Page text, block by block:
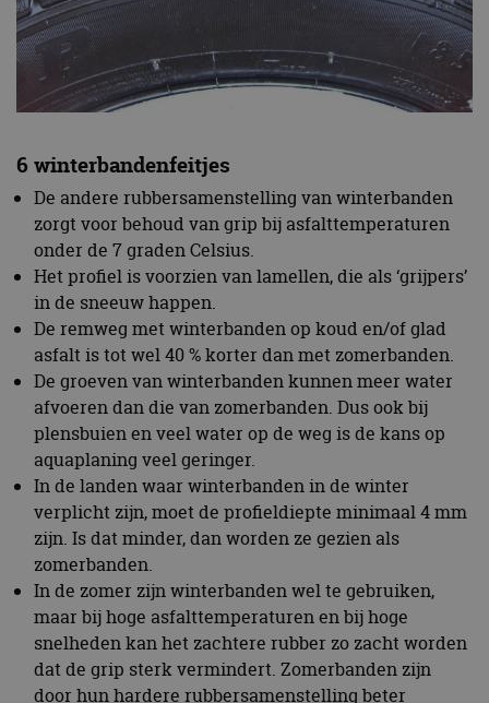
6 winterbandenfeitjes
De andere rubbersamenstelling van winterbanden
zorgt voor behoud van grip bij asfalttemperaturen
onder de 7 graden Celsius.
Het profiel is voorzien van lamellen, die als ‘grijpers’
in de sneeuw happen.
De remweg met winterbanden op koud en/of glad
asfalt is tot wel 40 % korter dan met zomerbanden.
De groeven van winterbanden kunnen meer water
afvoeren dan die van zomerbanden. Dus ook bij
plensbuien en veel water op de weg is de kans op
aquaplaning veel geringer.
In de landen waar winterbanden in de winter
verplicht zijn, moet de profieldiepte minimaal 4 mm
zijn. Is dat minder, dan worden ze gezien als
zomerbanden.
In de zomer zijn winterbanden wel te gebruiken,
maar bij hoge asfalttemperaturen en bij hoge
snelheden kan het zachtere rubber zo zacht worden
dat de grip sterk vermindert. Zomerbanden zijn
door hun hardere rubbersamenstelling beter